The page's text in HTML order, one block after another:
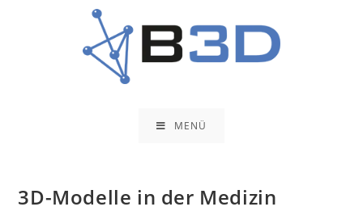
MENÜ
3D-Modelle in der Medizin